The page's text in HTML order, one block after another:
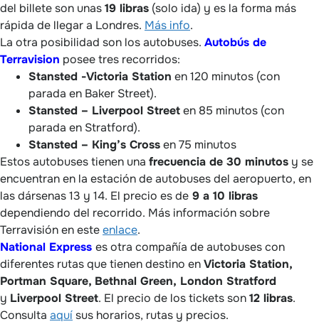
del billete son unas19 libras (solo ida) y es la forma más
rápida de llegar a Londres. Más info.
La otra posibilidad son los autobuses. Autobús de
Terravision posee tres recorridos:
Stansted -Victoria Station en 120 minutos (con
parada en Baker Street).
Stansted – Liverpool Streeten 85 minutos (con
parada en Stratford).
Stansted – King’s Crossen 75 minutos
Estos autobuses tienen una frecuencia de 30 minutos y se
encuentran en la estación de autobuses del aeropuerto, en
las dársenas 13 y 14. El precio es de 9 a 10 libras
dependiendo del recorrido. Más información sobre
Terravisión en esteenlace.
National Express es otra compañía de autobuses con
diferentes rutas que tienen destino enVictoria Station,
Portman Square, Bethnal Green, London Stratford
y Liverpool Street. El precio de los tickets son12 libras.
Consulta aquí sus horarios, rutas y precios.